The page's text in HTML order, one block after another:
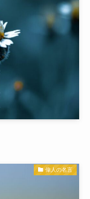
偉人の名言